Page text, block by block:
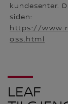
kundesenter.
siden:
https://
oss.html
LEAF